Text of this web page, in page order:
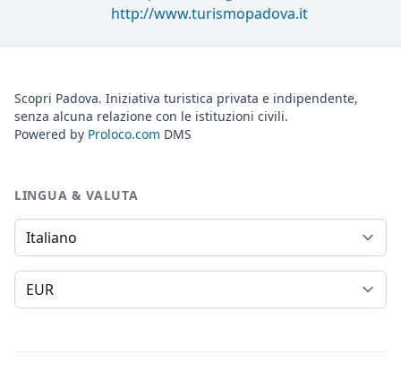
http://www.turismopadova.it
Scopri Padova. Iniziativa turistica privata e indipendente,
senza alcuna relazione con le istituzioni civili.
Powered by Proloco.com DMS
LINGUA & VALUTA
Lingua
Valuta